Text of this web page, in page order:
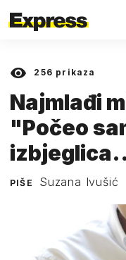
256 prikaza
Najmlađi
"Počeo
PIŠE Suzana Ivušić